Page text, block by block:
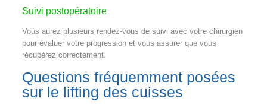
Suivi postopératoire
Vous aurez plusieurs rendez-vous de suivi avec votre chirurgien
pour évaluer votre progression et vous assurer que vous
récupérez correctement.
Questions fréquemment posées
sur le lifting des cuisses